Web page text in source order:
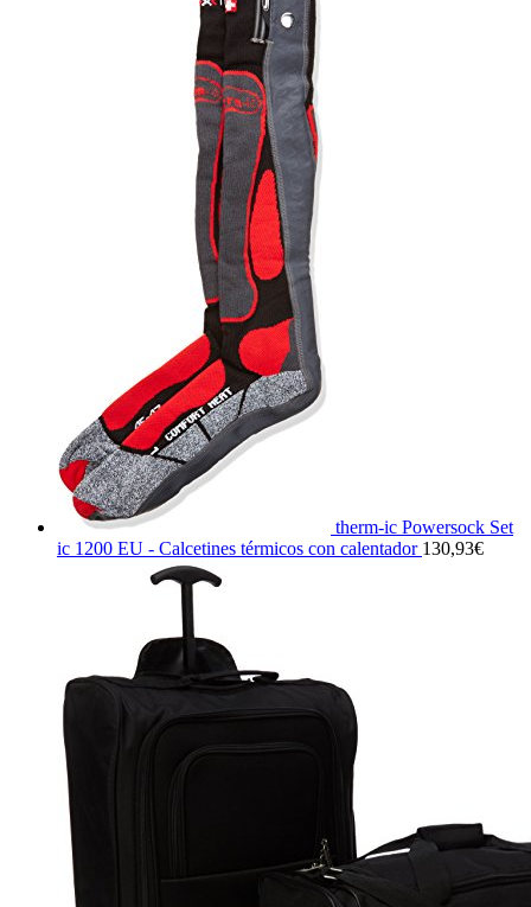
therm-ic Powersock Set
ic 1200 EU - Calcetines térmicos con calentador 130,93€